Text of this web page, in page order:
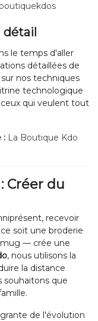
détail
le temps d'aller
détaillées de
nos techniques
technologique
qui veulent tout
: La Boutique Kdo
Créer du
recevoir
soit une broderie
— crée une
, nous utilisons la
la distance
que
de l'évolution